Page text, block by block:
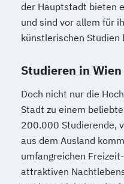
Kartographie und
Katholische
Katholische
Klassische
Kultur und
Südasien
Kultur- und
Kunstgeschichte
Mathematik
der Hauptstadt bieten
und sind vor allem für
künstlerischen Studien
Studieren in Wien
Doch nicht nur die
Stadt zu einem
200.000 Studierende,
aus dem Ausland
umfangreichen
attraktiven